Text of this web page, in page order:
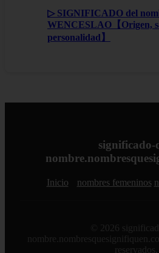
▷ SIGNIFICADO del
WENCESLAO【Origen,
personalidad】
significado-
Inicio nombres femeninos
© 2026
reservados.